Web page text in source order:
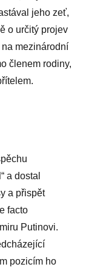
jeho zeť,
o určitý projev
mezinárodní
členem rodiny,
a dostal
a přispět
facto
Putinovi.
pozicím ho